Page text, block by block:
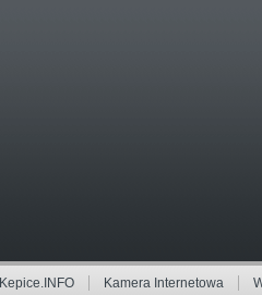
Kamera Internetowa